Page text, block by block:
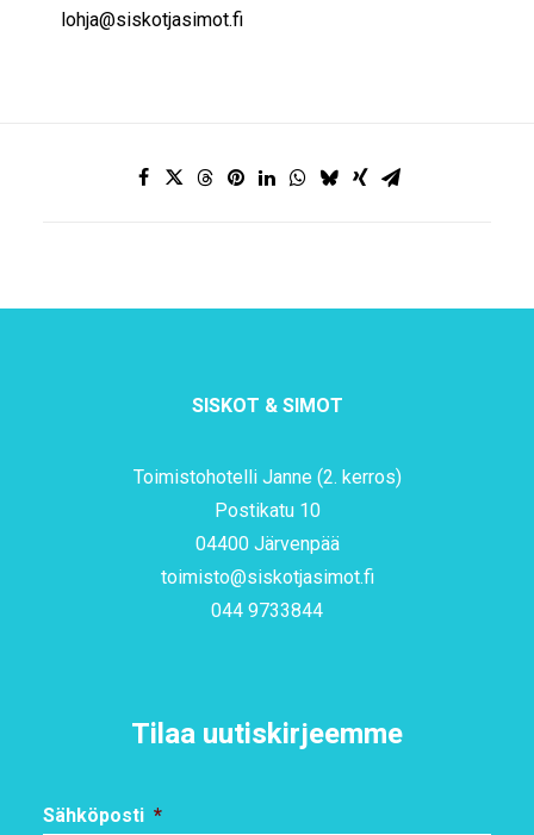
lohja@siskotjasimot.fi
SISKOT & SIMOT
Toimistohotelli Janne (2. kerros)
Postikatu 10
04400 Järvenpää
toimisto@siskotjasimot.fi
044 9733844
Tilaa uutiskirjeemme
Sähköposti *